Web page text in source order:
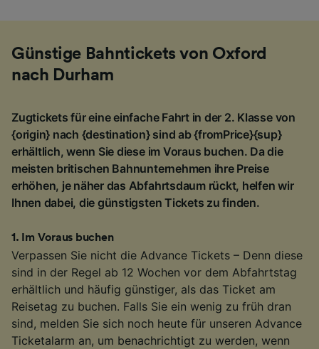
Günstige Bahntickets von Oxford
nach Durham
Zugtickets für eine einfache Fahrt in der 2. Klasse von
{origin} nach {destination} sind ab {fromPrice}{sup}
erhältlich, wenn Sie diese im Voraus buchen. Da die
meisten britischen Bahnunternehmen ihre Preise
erhöhen, je näher das Abfahrtsdaum rückt, helfen wir
Ihnen dabei, die günstigsten Tickets zu finden.
1 . Im Voraus buchen
Verpassen Sie nicht die Advance Tickets – Denn diese
sind in der Regel ab 12 Wochen vor dem Abfahrtstag
erhältlich und häufig günstiger, als das Ticket am
Reisetag zu buchen. Falls Sie ein wenig zu früh dran
sind, melden Sie sich noch heute für unseren Advance
Ticketalarm an, um benachrichtigt zu werden, wenn